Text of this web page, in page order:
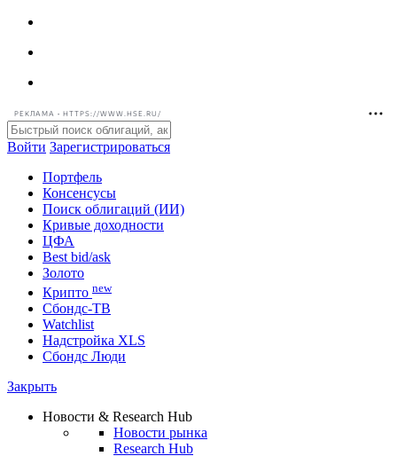
РЕКЛАМА • HTTPS://WWW.HSE.RU/
Войти Зарегистрироваться
Портфель
Консенсусы
Поиск облигаций (ИИ)
Кривые доходности
ЦФА
Best bid/ask
Золото
Крипто new
Watchlist
Сбондс Люди